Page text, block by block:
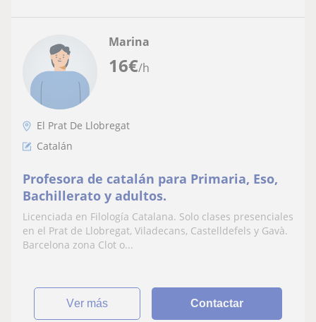
16€/h
Marina
El Prat De Llobregat
Catalán
Profesora de catalán para Primaria, Eso,
Bachillerato y adultos.
Licenciada en Filología Catalana. Solo clases presenciales
en el Prat de Llobregat, Viladecans, Castelldefels y Gavà.
Barcelona zona Clot o...
ver más Contactar